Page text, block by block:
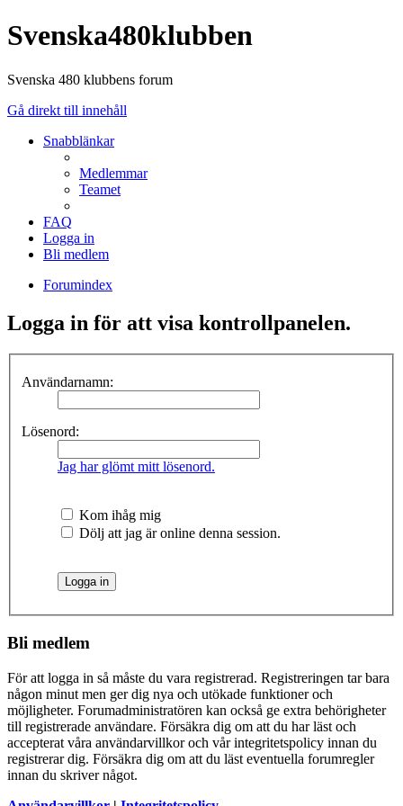
Svenska480klubben
Svenska 480 klubbens forum
Gå direkt till innehåll
Snabblänkar
Medlemmar
Teamet
FAQ
Logga in
Bli medlem
Forumindex
Logga in för att visa kontrollpanelen.
Användarnamn:
Lösenord:
Jag har glömt mitt lösenord.
Kom ihåg mig
Dölj att jag är online denna session.
Bli medlem
För att logga in så måste du vara registrerad. Registreringen tar bara
någon minut men ger dig nya och utökade funktioner och
möjligheter. Forumadministratören kan också ge extra behörigheter
till registrerade användare. Försäkra dig om att du har läst och
accepterat våra användarvillkor och vår integritetspolicy innan du
registrerar dig. Försäkra dig om att du läst eventuella forumregler
innan du skriver något.